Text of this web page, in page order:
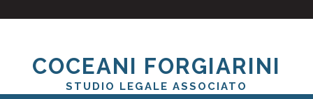
COCEANI FORGIARINI
STUDIO LEGALE ASSOCIATO